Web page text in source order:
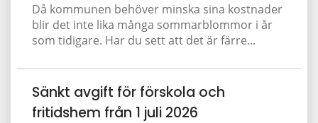
Då kommunen behöver minska sina kostnader
blir det inte lika många sommarblommor i år
som tidigare. Har du sett att det är färre...
Sänkt avgift för förskola och
fritidshem från 1 juli 2026